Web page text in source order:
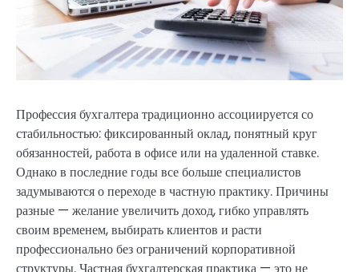
Профессия бухгалтера традиционно ассоциируется со
стабильностью: фиксированный оклад, понятный круг
обязанностей, работа в офисе или на удаленной ставке.
Однако в последние годы все больше специалистов
задумываются о переходе в частную практику. Причины
разные — желание увеличить доход, гибко управлять
своим временем, выбирать клиентов и расти
профессионально без ограничений корпоративной